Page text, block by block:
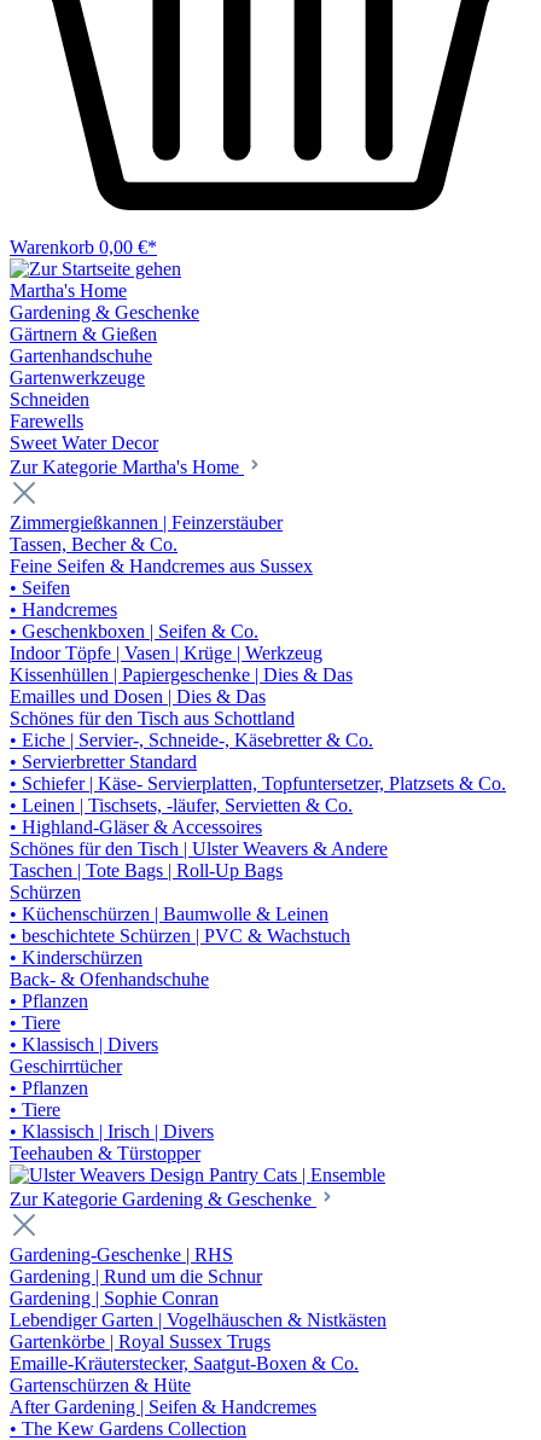
Warenkorb 0,00 €*
Martha's Home
Gardening & Geschenke
Gärtnern & Gießen
Gartenhandschuhe
Gartenwerkzeuge
Schneiden
Farewells
Sweet Water Decor
Zur Kategorie Martha's Home
Zimmergießkannen | Feinzerstäuber
Tassen, Becher & Co.
Feine Seifen & Handcremes aus Sussex
• Seifen
• Handcremes
• Geschenkboxen | Seifen & Co.
Indoor Töpfe | Vasen | Krüge | Werkzeug
Kissenhüllen | Papiergeschenke | Dies & Das
Emailles und Dosen | Dies & Das
Schönes für den Tisch aus Schottland
• Eiche | Servier-, Schneide-, Käsebretter & Co.
• Servierbretter Standard
• Schiefer | Käse- Servierplatten, Topfuntersetzer, Platzsets & Co.
• Leinen | Tischsets, -läufer, Servietten & Co.
• Highland-Gläser & Accessoires
Schönes für den Tisch | Ulster Weavers & Andere
Taschen | Tote Bags | Roll-Up Bags
Schürzen
• Küchenschürzen | Baumwolle & Leinen
• beschichtete Schürzen | PVC & Wachstuch
• Kinderschürzen
Back- & Ofenhandschuhe
• Pflanzen
• Tiere
• Klassisch | Divers
Geschirrtücher
• Pflanzen
• Tiere
• Klassisch | Irisch | Divers
Teehauben & Türstopper
Zur Kategorie Gardening & Geschenke
Gardening-Geschenke | RHS
Gardening | Rund um die Schnur
Gardening | Sophie Conran
Lebendiger Garten | Vogelhäuschen & Nistkästen
Gartenkörbe | Royal Sussex Trugs
Emaille-Kräuterstecker, Saatgut-Boxen & Co.
Gartenschürzen & Hüte
After Gardening | Seifen & Handcremes
• The Kew Gardens Collection